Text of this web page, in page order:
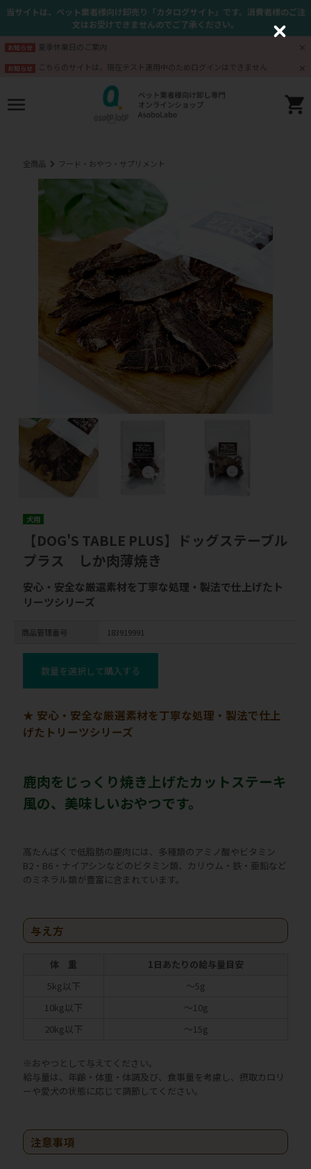
当サイトは、ペット業者様向け卸売り「カタログサイト」です。消費者様のご注
文はお受けできませんのでご了承ください。
お知らせ 夏季休業日のご案内
お知らせ こちらのサイトは、現在テスト運用中のためログインはできません
全商品 フード・おやつ・サプリメント
犬用
【DOG'S TABLE PLUS】ドッグステーブル
プラス しか肉薄焼き
安心・安全な厳選素材を丁寧な処理・製法で仕上げたト
リーツシリーズ
商品管理番号 183919991
数量を選択して購入する
★ 安心・安全な厳選素材を丁寧な処理・製法で仕上
げたトリーツシリーズ
鹿肉をじっくり焼き上げたカットステーキ
風の、美味しいおやつです。
高たんぱくで低脂肪の鹿肉には、多種類のアミノ酸やビタミン
B2・B6・ナイアシンなどのビタミン類、カリウム・鉄・亜鉛など
のミネラル類が豊富に含まれています。
与え方
体 重
1日あたりの給与量目安
5kg以下
～5g
10kg以下
～10g
20kg以下
～15g
※おやつとして与えてください。
給与量は、年齢・体重・体調及び、食事量を考慮し、摂取カロリ
ーや愛犬の状態に応じて調節してください。
注意事項
C